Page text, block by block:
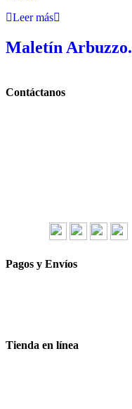
Leer más
Maletín Arbuzzo.
Contáctanos
Pagos y Envíos
Tienda en línea